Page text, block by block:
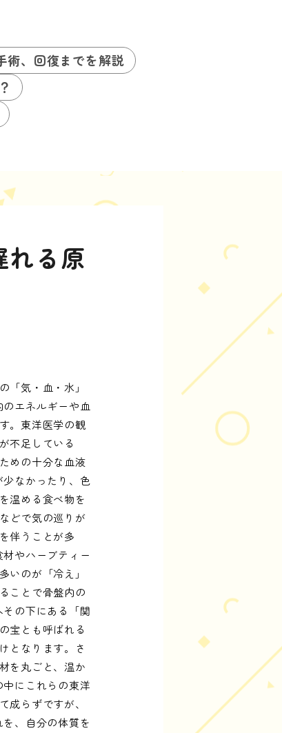
術、回復までを解説
れる原
気・血・水」
エネルギーや血
。東洋医学の観
不足している
めの十分な血液
なかったり、色
温める食べ物を
どで気の巡りが
伴うことが多
やハーブティー
のが「冷え」
ことで骨盤内の
の下にある「関
宝とも呼ばれる
となります。さ
を丸ごと、温か
にこれらの東洋
らずですが、
、自分の体質を